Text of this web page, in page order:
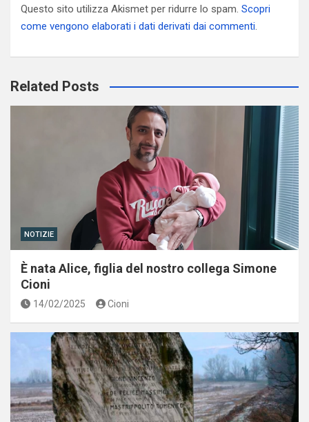
Questo sito utilizza Akismet per ridurre lo spam. Scopri
come vengono elaborati i dati derivati dai commenti.
Related Posts
NOTIZIE
È nata Alice, figlia del nostro collega Simone
Cioni
14/02/2025 Cioni